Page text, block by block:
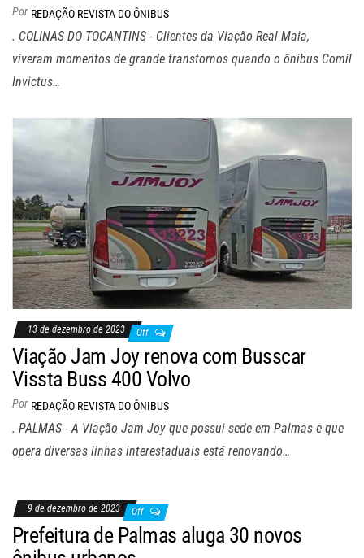
Por REDAÇÃO REVISTA DO ÔNIBUS
. COLINAS DO TOCANTINS - Clientes da Viação Real Maia,
viveram momentos de grande transtornos quando o ônibus Comil
Invictus…
13 de dezembro de 2023 Off
Viação Jam Joy renova com Busscar
Vissta Buss 400 Volvo
Por REDAÇÃO REVISTA DO ÔNIBUS
. PALMAS - A Viação Jam Joy que possui sede em Palmas e que
opera diversas linhas interestaduais está renovando…
9 de dezembro de 2023 Off
Prefeitura de Palmas aluga 30 novos